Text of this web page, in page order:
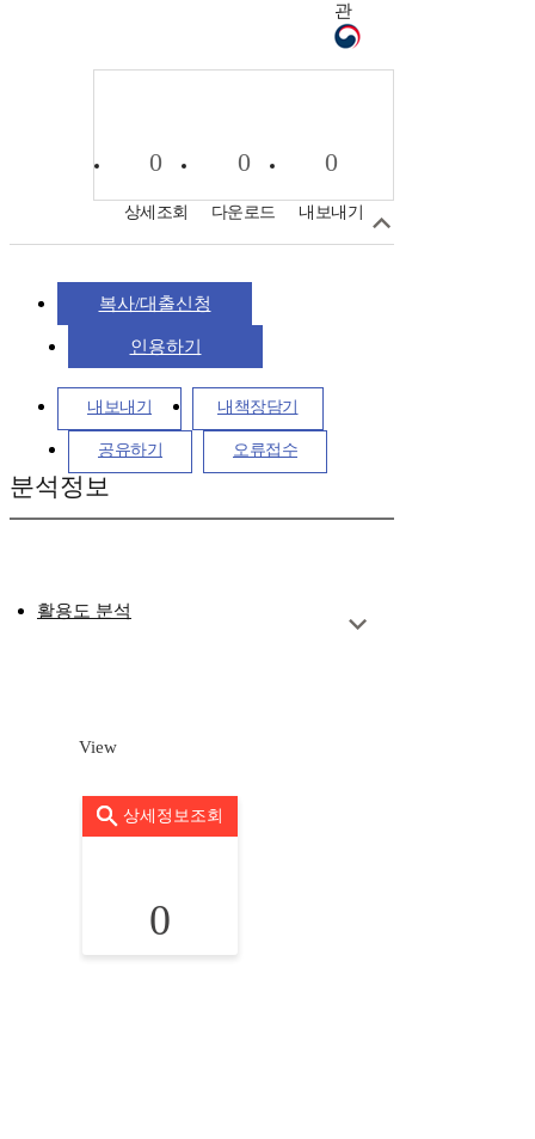
관
0
상세조회
0
다운로드
0
내보내기
복사/대출신청
인용하기
내보내기 내책장담기
공유하기 오류접수
분석정보
활용도 분석
View
상세정보조회
0